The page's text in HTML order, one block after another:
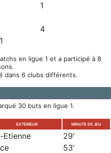
1
4
1
en ligue 1 et a participé à 8
dans 6 clubs différents.
30 buts en ligue 1.
EXTERIEUR MINUTE DE JEU
Etienne
29'
53'